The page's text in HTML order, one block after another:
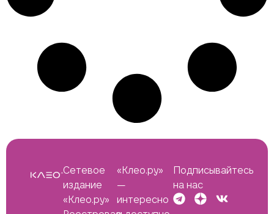
Сетевое
издание
«Клео.ру»
«Клео.ру»
—
интересно
Подписывайтесь
на нас